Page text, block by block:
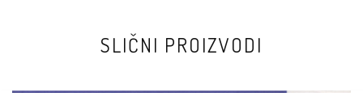
SLIČNI PROIZVODI